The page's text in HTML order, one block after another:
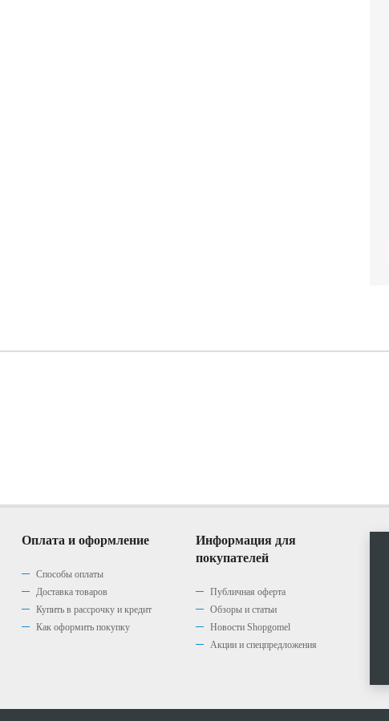
Оплата и оформление
Способы оплаты
Доставка товаров
Купить в рассрочку и кредит
Как оформить покупку
Информация для
покупателей
Публичная оферта
Обзоры и статьи
Новости Shopgomel
Акции и спецпредложения